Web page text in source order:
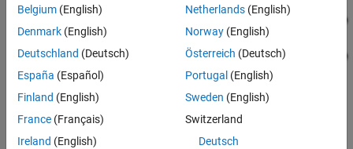
The model uses one sample time and is configured to display
Belgium (English)
Denmark (English)
Deutschland (Deutsch)
España (Español)
Finland (English)
France (Français)
Ireland (English)
Netherlands(English)
Norway(English)
Österreich (Deutsch)
Portugal (English)
Sweden (English)
Switzerland
Deutsch